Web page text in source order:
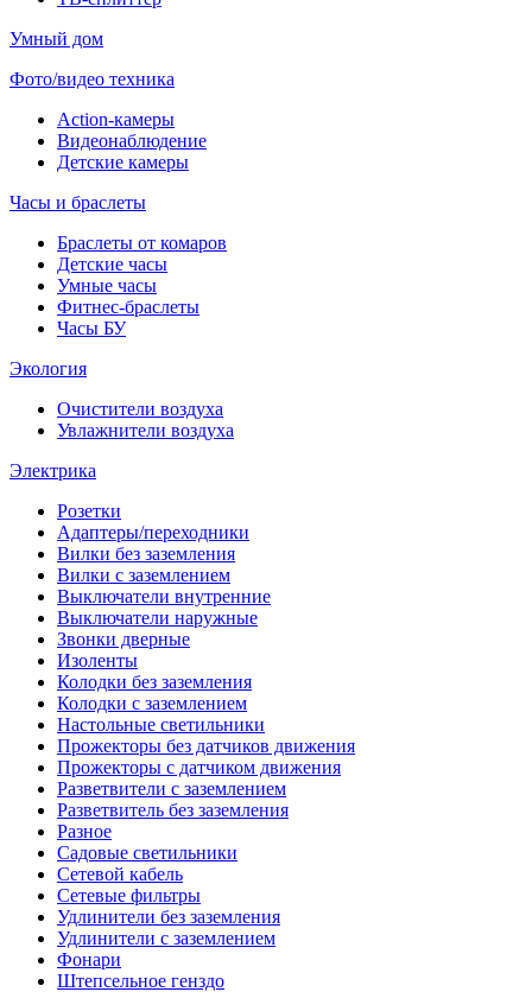
Умный дом
Фото/видео техника
Action-камеры
Видеонаблюдение
Детские камеры
Часы и браслеты
Браслеты от комаров
Детские часы
Умные часы
Фитнес-браслеты
Часы БУ
Экология
Очистители воздуха
Увлажнители воздуха
Электрика
Розетки
Адаптеры/переходники
Вилки без заземления
Вилки с заземлением
Выключатели внутренние
Выключатели наружные
Звонки дверные
Изоленты
Колодки без заземления
Колодки с заземлением
Настольные светильники
Прожекторы без датчиков движения
Прожекторы с датчиком движения
Разветвители с заземлением
Разветвитель без заземления
Разное
Садовые светильники
Сетевой кабель
Сетевые фильтры
Удлинители без заземления
Удлинители с заземлением
Фонари
Штепсельное генздо